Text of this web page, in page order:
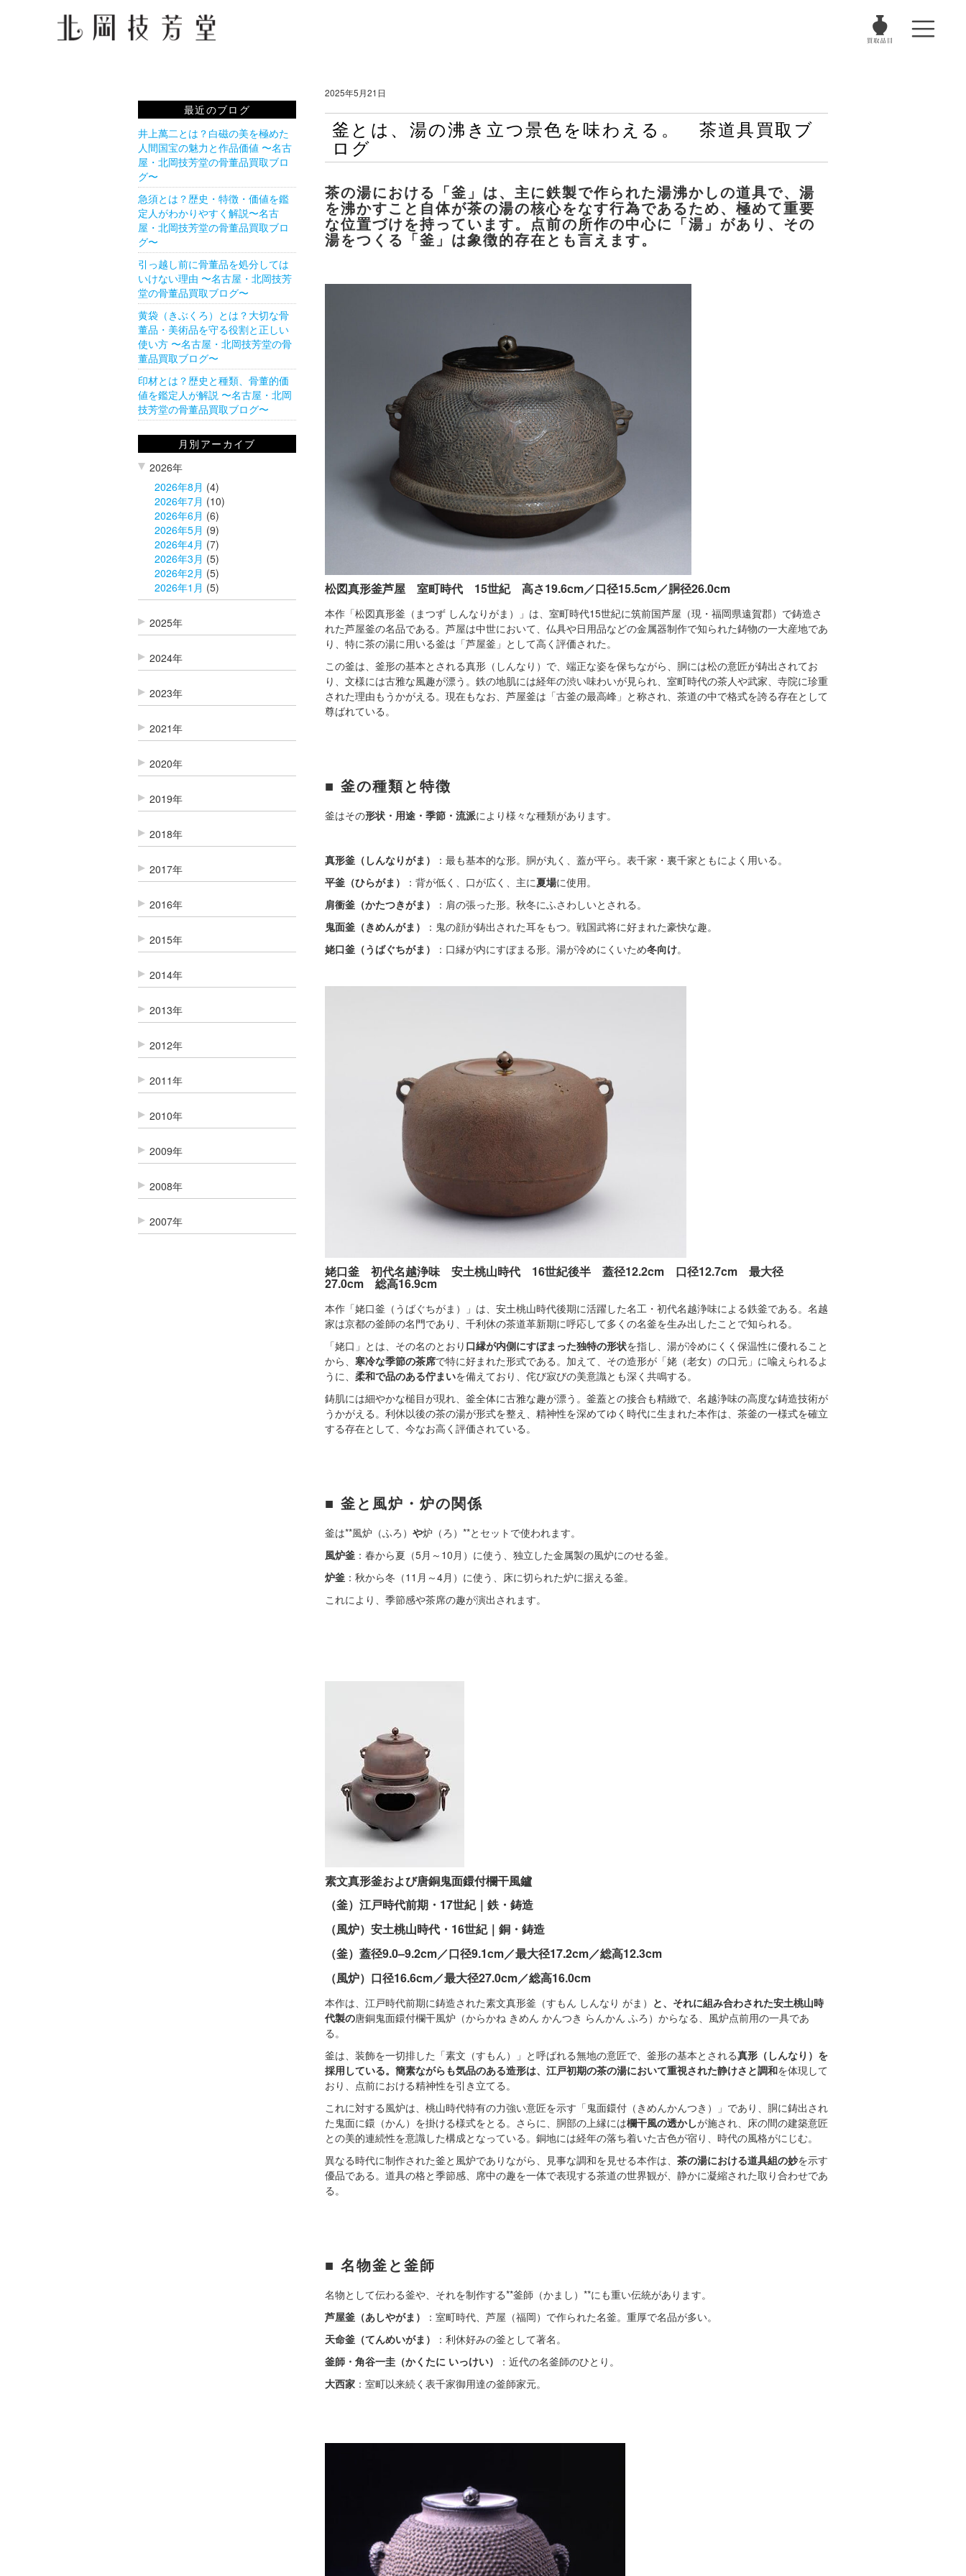
2025年5月21日
釜とは、湯の沸き立つ景色を味わえる。 茶道具買取ブ
ログ
茶の湯における「釜」は、主に鉄製で作られた湯沸かしの道具で、 湯
を沸かすこと自体が茶の湯の核心をなす行為であるため、極めて重要
な位置づけを持っています。点前の所作の中心に「湯」があり、その
湯をつくる「釜」は象徴的存在とも言えます。
松図真形釜芦屋 室町時代 15世紀 高さ19.6cm／口径15.5cm／胴径26.0cm
本作「松図真形釜（まつず しんなりがま）」は、室町時代15世紀に筑前国芦屋（現・福岡県遠賀郡）で鋳造さ
れた芦屋釜の名品である。芦屋は中世において、仏具や日用品などの金属器制作で知られた鋳物の一大産地であ
り、特に茶の湯に用いる釜は「芦屋釜」として高く評価された。
この釜は、釜形の基本とされる真形（しんなり）で、端正な姿を保ちながら、胴には松の意匠が鋳出されてお
り、文様には古雅な風趣が漂う。鉄の地肌には経年の渋い味わいが見られ、室町時代の茶人や武家、寺院に珍重
された理由もうかがえる。現在もなお、芦屋釜は「古釜の最高峰」と称され、茶道の中で格式を誇る存在として
尊ばれている。
■ 釜の種類と特徴
釜はその形状・用途・季節・流派により様々な種類があります。
真形釜（しんなりがま）
：最も基本的な形。胴が丸く、蓋が平ら。表千家・裏千家ともによく用いる。
平釜（ひらがま）
：背が低く、口が広く、主に夏場に使用。
肩衝釜（かたつきがま）
：肩の張った形。秋冬にふさわしいとされる。
鬼面釜（きめんがま）
：鬼の顔が鋳出された耳をもつ。戦国武将に好まれた豪快な趣。
姥口釜（うばぐちがま）
：口縁が内にすぼまる形。湯が冷めにくいため冬向け。
姥口釜 初代名越浄味 安土桃山時代 16世紀後半 蓋径12.2cm 口径12.7cm 最大径
27.0cm 総高16.9cm
本作「姥口釜（うばぐちがま）」は、安土桃山時代後期に活躍した名工・初代名越浄味による鉄釜である。名越
家は京都の釜師の名門であり、千利休の茶道革新期に呼応して多くの名釜を生み出したことで知られる。
「姥口」とは、その名のとおり 口縁が内側にすぼまった独特の形状を指し、湯が冷めにくく保温性に優れること
から、 寒冷な季節の茶席で特に好まれた形式である。加えて、その造形が「姥（老女）の口元」に喩えられるよ
うに、 柔和で品のある佇まいを備えており、侘び寂びの美意識とも深く共鳴する。
鋳肌には細やかな槌目が現れ、釜全体に古雅な趣が漂う。釜蓋との接合も精緻で、名越浄味の高度な鋳造技術が
うかがえる。利休以後の茶の湯が形式を整え、精神性を深めてゆく時代に生まれた本作は、茶釜の一様式を確立
する存在として、今なお高く評価されている。
■ 釜と風炉・炉の関係
釜は**風炉（ふろ） や炉（ろ）**とセットで使われます。
風炉釜 ：春から夏（5月～10月）に使う、独立した金属製の風炉にのせる釜。
炉釜 ：秋から冬（11月～4月）に使う、床に切られた炉に据える釜。
これにより、季節感や茶席の趣が演出されます。
素文真形釜および唐銅鬼面鐶付欄干風鑪
（釜）江戸時代前期・17世紀｜鉄・鋳造
（風炉）安土桃山時代・16世紀｜銅・鋳造
（釜）蓋径9.0–9.2cm／口径9.1cm／最大径17.2cm／総高12.3cm
（風炉）口径16.6cm／最大径27.0cm／総高16.0cm
本作は、江戸時代前期に鋳造された素文真形釜（すもん しんなり がま） と、それに組み合わされた安土桃山時
代製の唐銅鬼面鐶付欄干風炉（からかね きめん かんつき らんかん ふろ）からなる、風炉点前用の一具であ
る。
釜は、装飾を一切排した「素文（すもん）」と呼ばれる無地の意匠で、釜形の基本とされる真形（しんなり）を
採用している。簡素ながらも気品のある造形は、江戸初期の茶の湯において重視された静けさと調和を体現して
おり、点前における精神性を引き立てる。
これに対する風炉は、桃山時代特有の力強い意匠を示す「鬼面鐶付（きめんかんつき）」であり、胴に鋳出され
た鬼面に鐶（かん）を掛ける様式をとる。さらに、胴部の上縁には欄干風の透かしが施され、床の間の建築意匠
との美的連続性を意識した構成となっている。銅地には経年の落ち着いた古色が宿り、時代の風格がにじむ。
異なる時代に制作された釜と風炉でありながら、見事な調和を見せる本作は、 茶の湯における道具組の妙を示す
優品である。道具の格と季節感、席中の趣を一体で表現する茶道の世界観が、静かに凝縮された取り合わせであ
る。
■ 名物釜と釜師
名物として伝わる釜や、それを制作する**釜師（かまし）**にも重い伝統があります。
芦屋釜（あしやがま）
：室町時代、芦屋（福岡）で作られた名釜。重厚で名品が多い。
天命釜（てんめいがま）
：利休好みの釜として著名。
釜師・角谷一圭（かくたに いっけい）
：近代の名釜師のひとり。
大西家 ：室町以来続く表千家御用達の釜師家元。
最近のブログ
井上萬二とは？白磁の美を極めた
人間国宝の魅力と作品価値 〜名古
屋・北岡技芳堂の骨董品買取ブロ
グ〜
急須とは？歴史・特徴・価値を鑑
定人がわかりやすく解説〜名古
屋・北岡技芳堂の骨董品買取ブロ
グ〜
引っ越し前に骨董品を処分しては
いけない理由 〜名古屋・北岡技芳
堂の骨董品買取ブログ〜
黄袋（きぶくろ）とは？大切な骨
董品・美術品を守る役割と正しい
使い方 〜名古屋・北岡技芳堂の骨
董品買取ブログ〜
印材とは？歴史と種類、骨董的価
値を鑑定人が解説 〜名古屋・北岡
技芳堂の骨董品買取ブログ〜
月別アーカイブ
2026年
2026年8月 (4)
2026年7月 (10)
2026年6月 (6)
2026年5月 (9)
2026年4月 (7)
2026年3月 (5)
2026年2月 (5)
2026年1月 (5)
2025年
2024年
2023年
2021年
2020年
2019年
2018年
2017年
2016年
2015年
2014年
2013年
2012年
2011年
2010年
2009年
2008年
2007年